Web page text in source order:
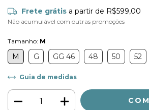
Frete grátis a partir de R$599,00
Não acumulável com outras promoções
Tamanho: M
M G GG 46 48 50 52
Guia de medidas